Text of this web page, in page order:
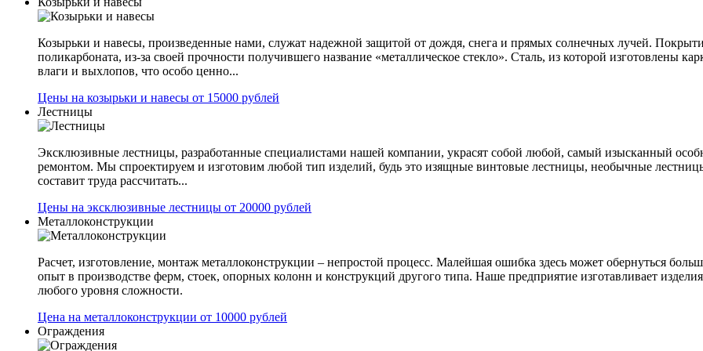
Козырьки и навесы, произведенные нами, служат надежной защитой от дождя, снега и прямых солнечных лучей.
поликарбоната, из-за своей прочности получившего название «металлическое стекло». Сталь, из которой изготовлены
влаги и выхлопов, что особо ценно...
Цены на козырьки и навесы от 15000 рублей
Лестницы
Эксклюзивные лестницы, разработанные специалистами нашей компании, украсят собой любой, самый изысканный
ремонтом. Мы спроектируем и изготовим любой тип изделий, будь это изящные винтовые лестницы, необычные
составит труда рассчитать...
Цены на эксклюзивные лестницы от 20000 рублей
Металлоконструкции
Расчет, изготовление, монтаж металлоконструкции – непростой процесс. Малейшая ошибка здесь может обернуться
опыт в производстве ферм, стоек, опорных колонн и конструкций другого типа. Наше предприятие изготавливает
любого уровня сложности.
Цена на металлоконструкции от 10000 рублей
Ограждения